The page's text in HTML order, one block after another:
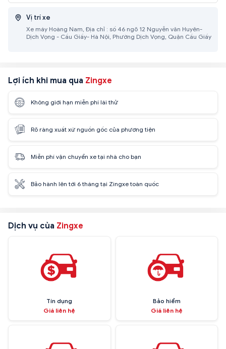
Vị trí xe
Xe máy Hoàng Nam, Địa chỉ : số 46 ngõ 12 Nguyễn văn Huyên-
Dịch Vọng - Cầu Giấy- Hà Nội, Phường Dịch Vọng, Quận Cầu Giấy
Lợi ích khi mua qua Zingxe
Không giới hạn miễn phí lái thử
Rõ ràng xuất xứ nguồn gốc của phương tiện
Miễn phí vận chuyển xe tại nhà cho bạn
Bảo hành lên tới 6 tháng tại Zingxe toàn quốc
Dịch vụ của Zingxe
Tín dụng
Giá liên hệ
Bảo hiểm
Giá liên hệ